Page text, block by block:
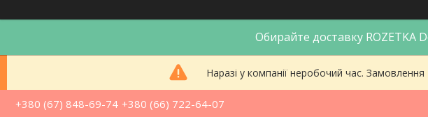
Обирайте доставку ROZETKA
Наразі у компанії неробочий час.
+380 (67) 848-69-74 +380 (66) 722-64-07